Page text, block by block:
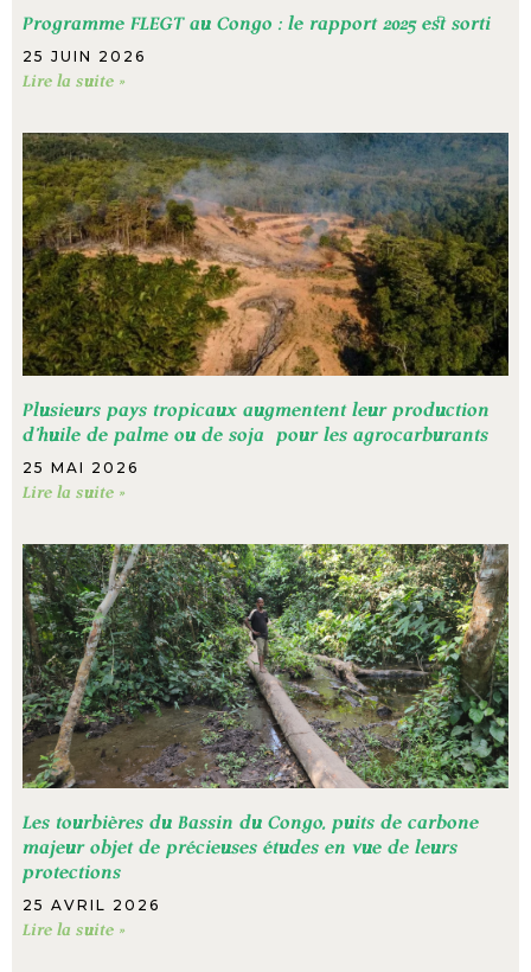
Programme FLEGT au Congo : le rapport 2025 est sorti
25 JUIN 2026
Lire la suite »
Plusieurs pays tropicaux augmentent leur production
d’huile de palme ou de soja pour les agrocarburants
25 MAI 2026
Lire la suite »
Les tourbières du Bassin du Congo, puits de carbone
majeur objet de précieuses études en vue de leurs
protections
25 AVRIL 2026
Lire la suite »